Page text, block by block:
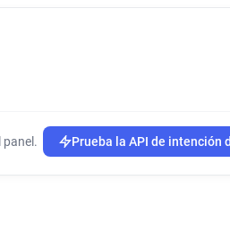
panel. Prueba la API de intención